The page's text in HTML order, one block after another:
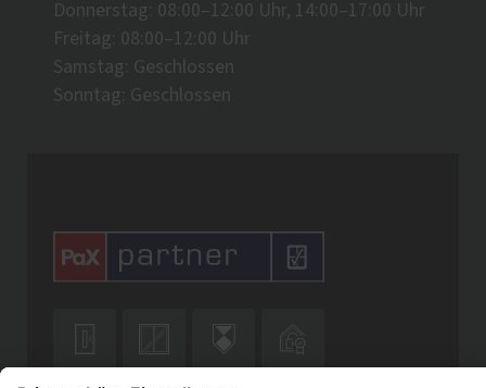
Donnerstag: 08:00–12:00 Uhr, 14:00–17:00 Uhr
Freitag: 08:00–12:00 Uhr
Samstag: Geschlossen
Sonntag: Geschlossen
  